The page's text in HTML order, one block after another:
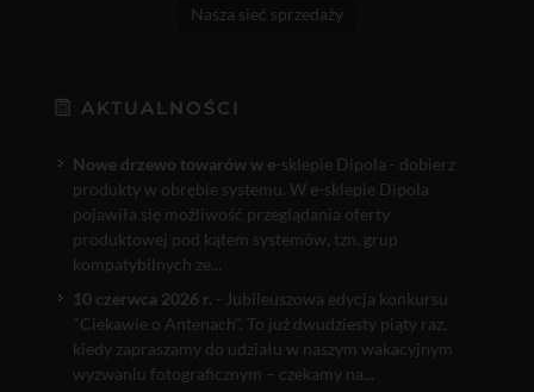
Nasza sieć sprzedaży
AKTUALNOŚCI
Nowe drzewo towarów w e-sklepie Dipola - dobierz
produkty w obrębie systemu. W e-sklepie Dipola
pojawiła się możliwość przeglądania oferty
produktowej pod kątem systemów, tzn. grup
kompatybilnych ze...
10 czerwca 2026 r. - Jubileuszowa edycja konkursu
"Ciekawie o Antenach". To już dwudziesty piąty raz,
kiedy zapraszamy do udziału w naszym wakacyjnym
wyzwaniu fotograficznym – czekamy na...